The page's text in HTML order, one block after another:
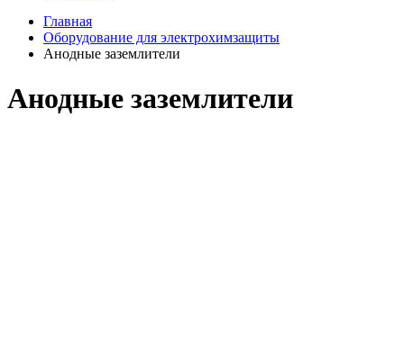
Главная
Оборудование для электрохимзащиты
Анодные заземлители
Анодные заземлители